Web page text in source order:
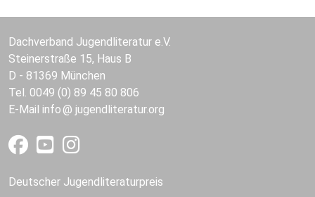
Dachverband Jugendliteratur e.V.
Steinerstraße 15, Haus B
D - 81369 München
Tel. 0049 (0) 89 45 80 806
E-Mail info jugendliteratur.org
Deutscher Jugendliteraturpreis